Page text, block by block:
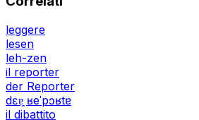
leggere
lesen
leh-zen
il reporter
der Reporter
dɛɐ̯ ʁeˈpɔʁtɐ
il dibattito